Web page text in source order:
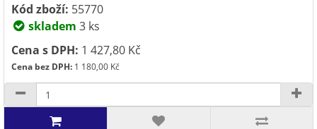
Kód zboží: 55770
skladem 3 ks
Cena s DPH: 1 427,80 Kč
Cena bez DPH: 1 180,00 Kč